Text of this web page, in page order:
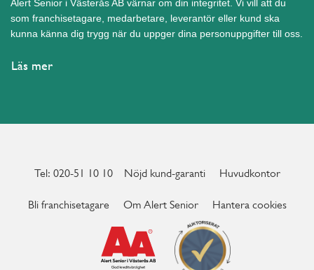
Alert Senior i Västerås AB värnar om din integritet. Vi vill att du
som franchisetagare, medarbetare, leverantör eller kund ska
kunna känna dig trygg när du uppger dina personuppgifter till oss.
Läs mer
Tel: 020-51 10 10 Nöjd kund-garanti Huvudkontor
Bli franchisetagare Om Alert Senior Hantera cookies